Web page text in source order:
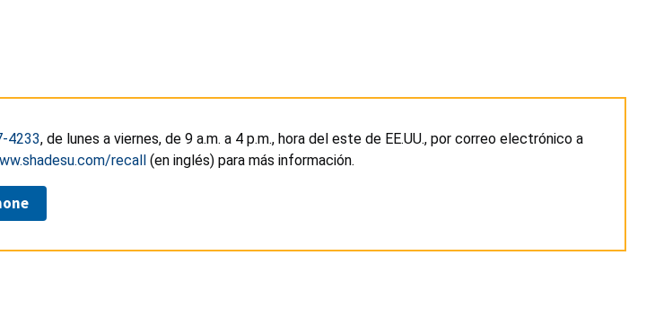
4233, de lunes a viernes, de 9 a.m. a 4 p.m., hora del este de EE.UU., por correo electrónico a
recall (en inglés) para más información.